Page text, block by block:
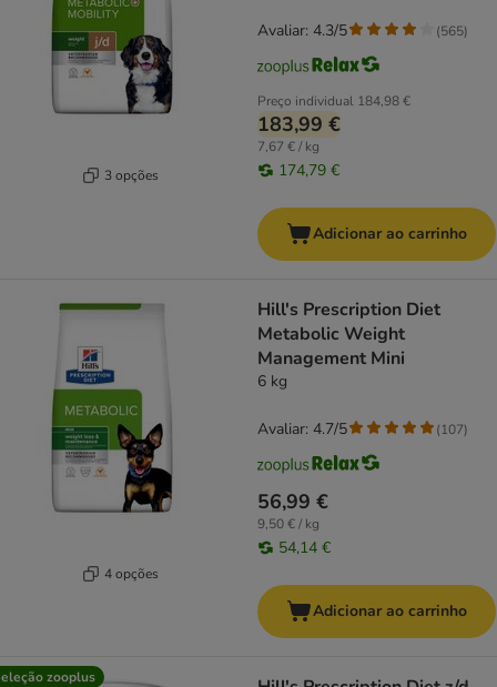
3 opções
Preço individual 184,98 €
183,99 €
7,67 € / kg
174,79 €
Avaliar: 4.3/5 (565)
Adicionar ao carrinho
4 opções
Hill's Prescription Diet
Metabolic Weight
Management Mini
6 kg
56,99 €
9,50 € / kg
54,14 €
Avaliar: 4.7/5 (107)
Adicionar ao carrinho
zooplus